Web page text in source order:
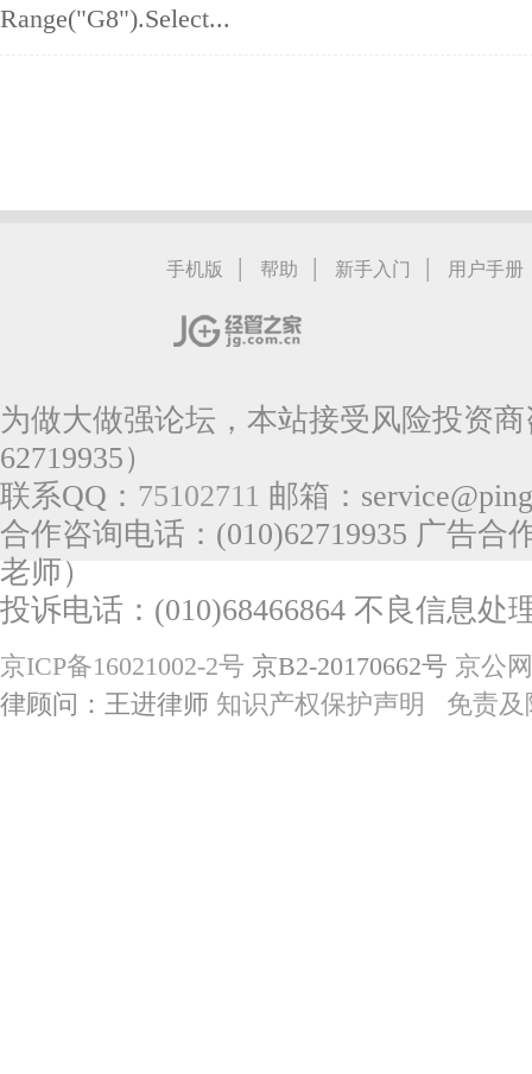
Range("G8").Select...
手机版 | 帮助 | 新手入门 | 用户手册
为做大做强论坛，本站接受风险投资
62719935）
联系QQ： 75102711 邮箱：
合作咨询电话：(010)62719935 广告合
老师）
投诉电话：(010)68466864 不良信息处
京ICP备16021002-2号 京B2-20170662号 京公
律顾问：王进律师 知识产权保护声明 免责